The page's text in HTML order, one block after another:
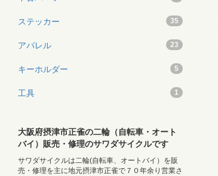
ステッカー 35
アパレル 23
キーホルダー 5
工具 1
大阪府摂津市正雀の二輪（自転車・オート
バイ）販売・修理のサワダサイクルです
サワダサイクルは二輪(自転車、オートバイ）を販
売・修理を主に地元摂津市正雀で７０年余り営業さ